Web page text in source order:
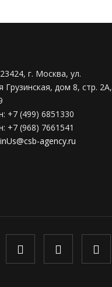
г. Москва, ул.
Грузинская, дом 8, стр. 2А,
+7 (499) 6851330
+7 (968) 7661541
agency.ru